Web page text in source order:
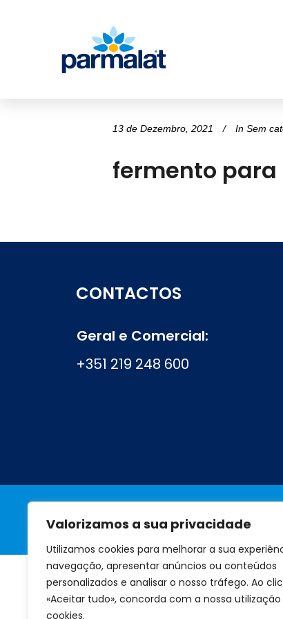
Valorizamos a sua privacidade
Utilizamos cookies para melhorar a sua
navegação, apresentar anúncios ou conteúdos
personalizados e analisar o nosso tráfego. Ao
«Aceitar tudo», concorda com a nossa utilização
cookies.
13 de Dezembro, 2021 In Sem
fermento para
CONTACTOS
Geral e Comercial:
+351 219 248 600
A marca Perguntas frequentes